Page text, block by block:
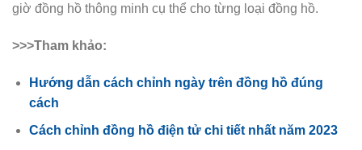
giờ đồng hồ thông minh cụ thể cho từng loại đồng hồ.
>>>Tham khảo:
Hướng dẫn cách chỉnh ngày trên đồng hồ đúng
cách
Cách chỉnh đồng hồ điện tử chi tiết nhất năm 2023